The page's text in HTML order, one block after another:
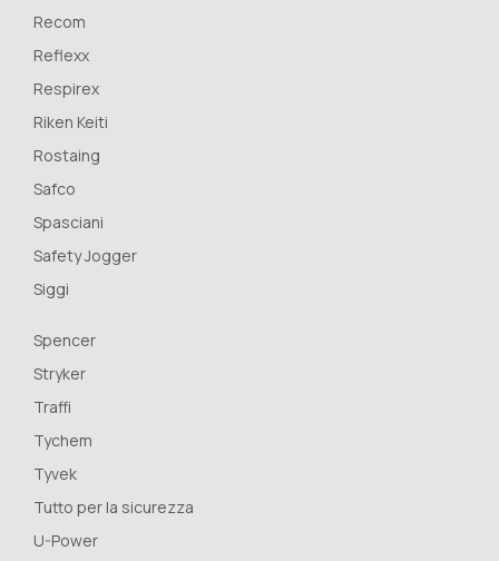
Recom
Reflexx
Respirex
Riken Keiti
Rostaing
Safco
Spasciani
Safety Jogger
Siggi
Spencer
Stryker
Traffi
Tychem
Tyvek
Tutto per la sicurezza
U-Power